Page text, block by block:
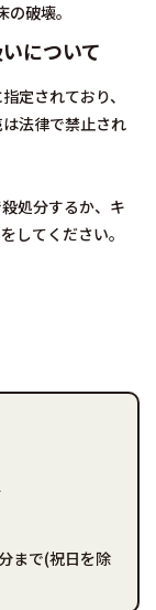
破壊。
について
定されており、
法律で禁止され
処分するか、キ
してください。
まで(祝日を除